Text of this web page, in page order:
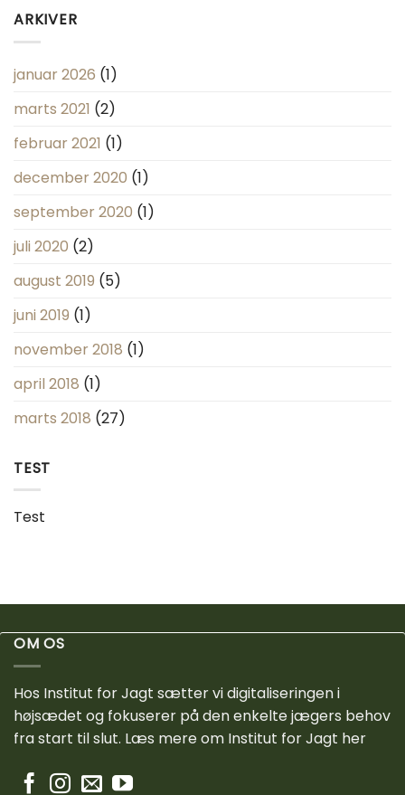
ARKIVER
januar 2026 (1)
marts 2021 (2)
februar 2021 (1)
december 2020 (1)
september 2020 (1)
juli 2020 (2)
august 2019 (5)
juni 2019 (1)
november 2018 (1)
april 2018 (1)
marts 2018 (27)
TEST
Test
OM OS
Hos Institut for Jagt sætter vi digitaliseringen i
højsædet og fokuserer på den enkelte jægers behov
fra start til slut. Læs mere om Institut for Jagt her